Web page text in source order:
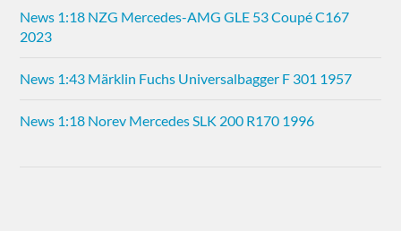
News 1:18 NZG Mercedes-AMG GLE 53 Coupé C167
2023
News 1:43 Märklin Fuchs Universalbagger F 301 1957
News 1:18 Norev Mercedes SLK 200 R170 1996